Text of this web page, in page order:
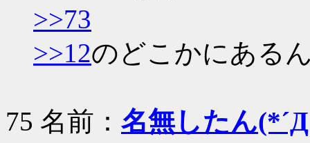
>>73
>>12のどこかにある
75 名前： 名無したん